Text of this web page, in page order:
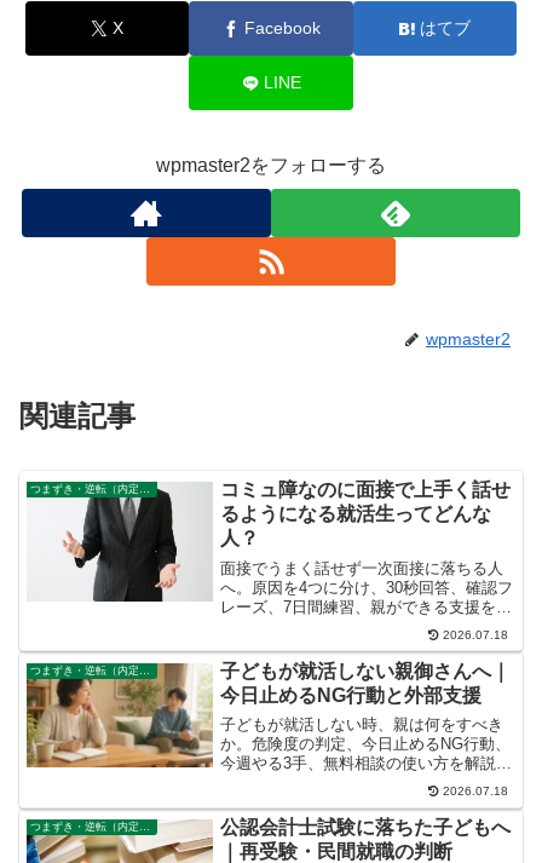
X Facebook はてブ
LINE
wpmaster2をフォローする
wpmaster2
関連記事
つまずき・逆転（内定なし、既卒）
コミュ障なのに面接で上手く話せ
るようになる就活生ってどんな
人？
面接でうまく話せず一次面接に落ちる人
へ。原因を4つに分け、30秒回答、確認フ
レーズ、7日間練習、親ができる支援を具
2026.07.18
子どもが就活しない親御さんへ｜
今日止めるNG行動と外部支援
子どもが就活しない時、親は何をすべき
か。危険度の判定、今日止めるNG行動、
今週やる3手、無料相談の使い方を解説し
2026.07.18
公認会計士試験に落ちた子どもへ
｜再受験・民間就職の判断